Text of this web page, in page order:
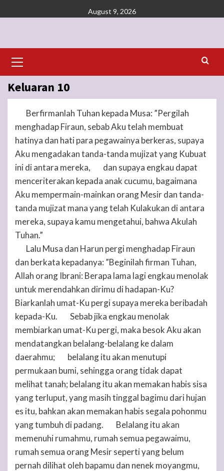
to
August 9, 2026
Menu
Keluaran 10
Berfirmanlah Tuhan kepada Musa: ”Pergilah
menghadap Firaun, sebab Aku telah membuat
hatinya dan hati para pegawainya berkeras, supaya
Aku mengadakan tanda-tanda mujizat yang Kubuat
ini di antara mereka,
dan supaya engkau dapat
menceriterakan kepada anak cucumu, bagaimana
Aku mempermain-mainkan orang Mesir dan tanda-
tanda mujizat mana yang telah Kulakukan di antara
mereka, supaya kamu mengetahui, bahwa Akulah
Tuhan.”
Lalu Musa dan Harun pergi menghadap Firaun
dan berkata kepadanya: ”Beginilah firman Tuhan,
Allah orang Ibrani: Berapa lama lagi engkau menolak
untuk merendahkan dirimu di hadapan-Ku?
Biarkanlah umat-Ku pergi supaya mereka beribadah
kepada-Ku.
Sebab jika engkau menolak
membiarkan umat-Ku pergi, maka besok Aku akan
mendatangkan belalang-belalang ke dalam
daerahmu;
belalang itu akan menutupi
permukaan bumi, sehingga orang tidak dapat
melihat tanah; belalang itu akan memakan habis sisa
yang terluput, yang masih tinggal bagimu dari hujan
es itu, bahkan akan memakan habis segala pohonmu
yang tumbuh di padang.
Belalang itu akan
memenuhi rumahmu, rumah semua pegawaimu,
rumah semua orang Mesir seperti yang belum
pernah dilihat oleh bapamu dan nenek moyangmu,